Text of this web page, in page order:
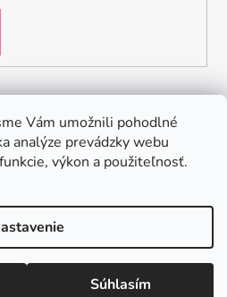
Vám umožnili pohodlné
analýze prevádzky webu
výkon a použiteľnosť.
Súhlasím
Shoptet